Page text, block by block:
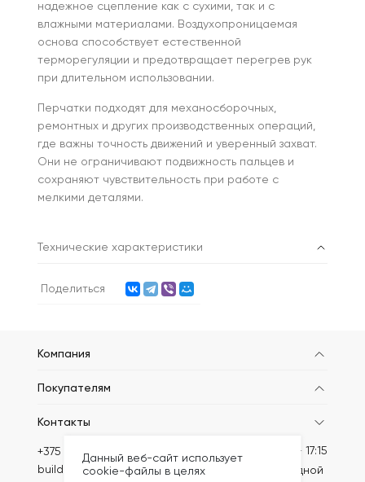
надежное сцепление как с сухими, так и с
влажными материалами. Воздухопроницаемая
основа способствует естественной
терморегуляции и предотвращает перегрев рук
при длительном использовании.
Перчатки подходят для механосборочных,
ремонтных и других производственных операций,
где важны точность движений и уверенный захват.
Они не ограничивают подвижность пальцев и
сохраняют чувствительность при работе с
мелкими деталями.
Технические характеристики
Поделиться
Компания
Покупателям
Контакты
+375 (44) 749-20-57
build@kronex-company.by
Пн-Пт: 8:30 - 17:15
Сб-вс: выходной
Данный веб-сайт использует
cookie-файлы в целях